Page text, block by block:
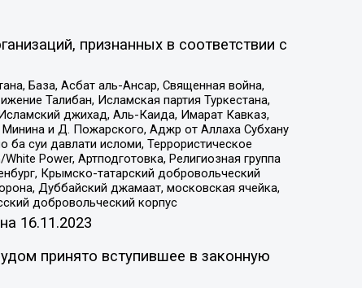
признанных в соответствии с
База, Асбат аль-Ансар, Священная война,
Талибан, Исламская партия Туркестана,
джихад, Аль-Каида, Имарат Кавказ,
и Д. Пожарского, Аджр от Аллаха Субхану
суи давлати исломи, Террористическое
Power, Артподготовка, Религиозная группа
Крымско-татарский добровольческий
Дуббайский джамаат, московская ячейка,
добровольческий корпус
16.11.2023
принято вступившее в законную